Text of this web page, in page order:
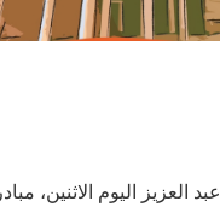
اليوم الاثنين،